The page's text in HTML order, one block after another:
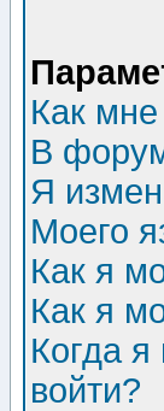
Как
В
Я
Моего
Как я
Как я
Когда
войти?